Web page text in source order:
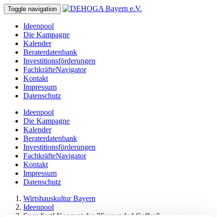
Toggle navigation
Ideenpool
Die Kampagne
Kalender
Beraterdatenbank
Investitionsförderungen
FachkräfteNavigator
Kontakt
Impressum
Datenschutz
Ideenpool
Die Kampagne
Kalender
Beraterdatenbank
Investitionsförderungen
FachkräfteNavigator
Kontakt
Impressum
Datenschutz
Wirtshauskultur Bayern
Ideenpool